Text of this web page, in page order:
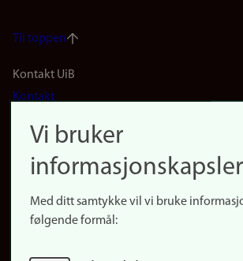
Til toppen
Footer
(no)
Kontakt UiB
Kontakt
Finn forsker
Presse
Finn studier
Ledige stillinger
Vi bruker
informasjonskapsler
Med ditt samtykke vil vi bruke
følgende formål: